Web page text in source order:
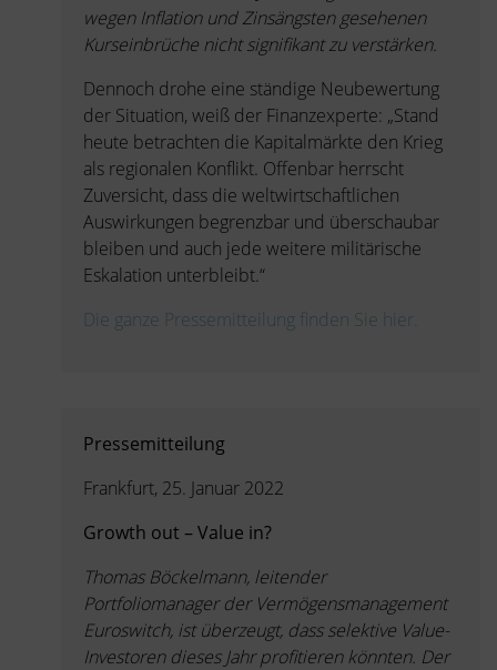
wegen Inflation und Zinsängsten gesehenen
Kurseinbrüche nicht signifikant zu verstärken.
Dennoch drohe eine ständige Neubewertung
der Situation, weiß der Finanzexperte: „Stand
heute betrachten die Kapitalmärkte den Krieg
als regionalen Konflikt. Offenbar herrscht
Zuversicht, dass die weltwirtschaftlichen
Auswirkungen begrenzbar und überschaubar
bleiben und auch jede weitere militärische
Eskalation unterbleibt.“
Die ganze Pressemitteilung finden Sie hier.
Pressemitteilung
Frankfurt, 25. Januar 2022
Growth out – Value in?
Thomas Böckelmann, leitender
Portfoliomanager der Vermögensmanagement
Euroswitch, ist überzeugt, dass selektive Value-
Investoren dieses Jahr profitieren könnten. Der